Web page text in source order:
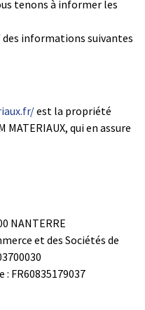
tenons à informer les
des informations suivantes
est la propriété
MATERIAUX, qui en assure
NANTERRE
et des Sociétés de
FR60835179037